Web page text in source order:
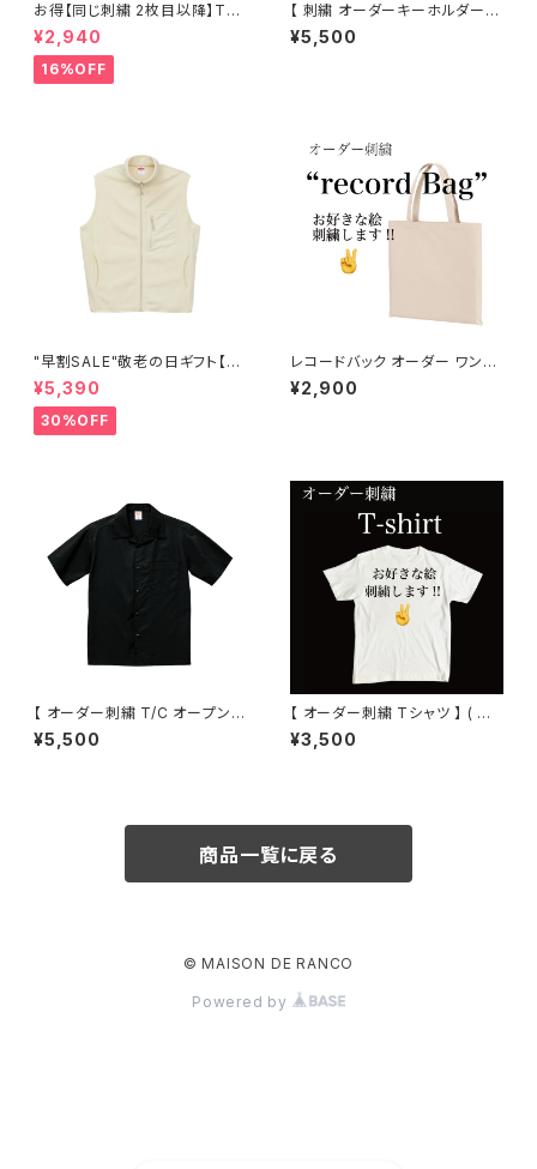
お得【同じ刺繍 2枚目以降】Tシ
ャツ オーダー 刺繍 ( メンズ 、 レ
ディース ) 大人 子供
¥2,940
16%OFF
【 刺繍 オーダーキーホルダー 】
レザー
¥5,500
"早割SALE"敬老の日ギフト【マ
イクロフリース フルジップ ベス
ト（一重） オーダー ワンポイント
刺繍
¥5,390
30%OFF
レコードバック オーダー ワンポ
イント刺繍
¥2,900
【 オーダー刺繍 T/C オープンカ
ラー ショートスリーブ シャツ 】
¥5,500
【 オーダー刺繍 Tシャツ 】 ( メ
ンズ 、 レディース ) 大人 子供
¥3,500
商品一覧に戻る
© MAISON DE RANCO
Powered by